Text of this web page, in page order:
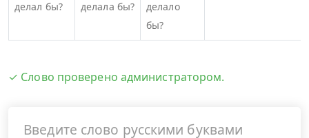
делал бы?
делала бы?
делало
бы?
✓ Слово проверено администратором.